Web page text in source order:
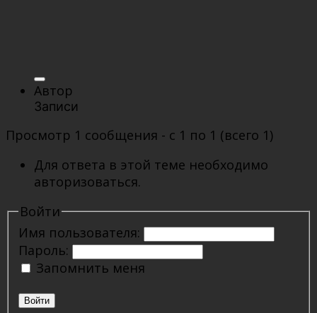
Автор
Записи
Просмотр 1 сообщения - с 1 по 1 (всего 1)
Для ответа в этой теме необходимо
авторизоваться.
Войти
Имя пользователя:
Пароль:
Запомнить меня
Войти